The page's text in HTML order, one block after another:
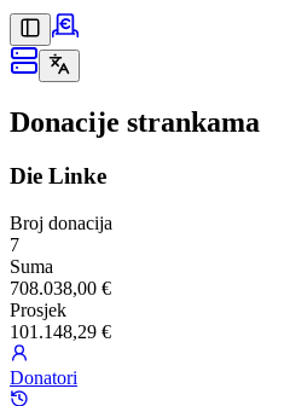
Donacije strankama
Die Linke
Broj donacija
7
Suma
708.038,00 €
Prosjek
101.148,29 €
Donatori